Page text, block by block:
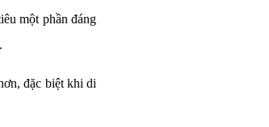
một phần đáng
đặc biệt khi di